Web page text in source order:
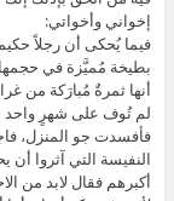
إخواني وأخواتي:
فيما يُحكى أن رجلاً
بطيخة مُميَّزة في
أنها ثمرةٌ مُبارَكة من
لم تُوف على شهرٍ واحد
فأفسدت جو المنزل،
النفيسة التي آثروا أن
أكبرهم فقال لابد من